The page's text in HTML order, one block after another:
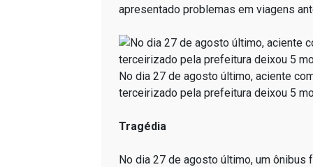
apresentado problemas em viagens
No dia 27 de agosto último, aciente
terceirizado pela prefeitura deixou 5
Tragédia
No dia 27 de agosto último, um ônibus